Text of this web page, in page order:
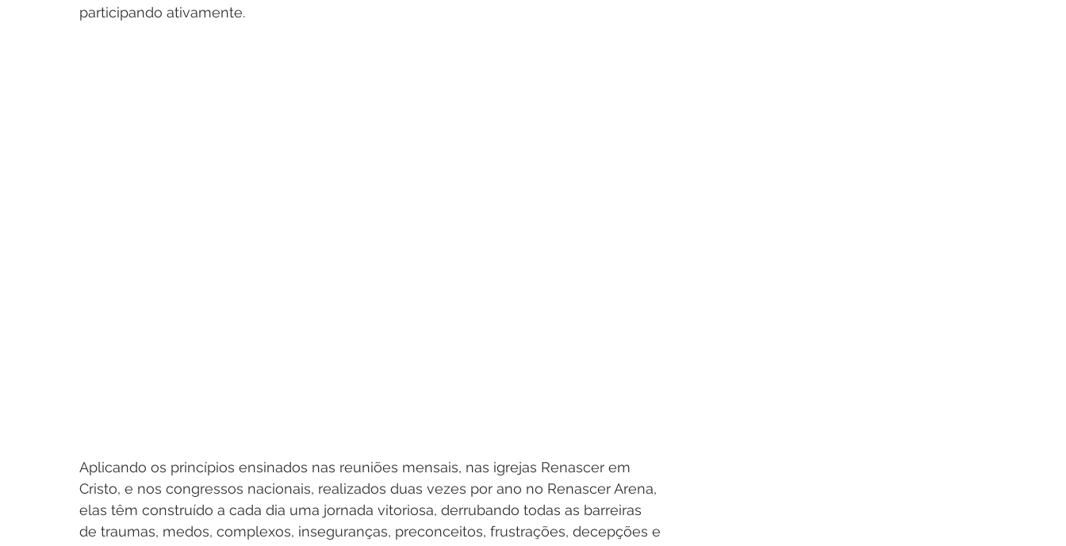
participando ativamente.
Aplicando os princípios ensinados nas reuniões mensais, nas igrejas Renascer em
Cristo, e nos congressos nacionais, realizados duas vezes por ano no Renascer Arena,
elas têm construído a cada dia uma jornada vitoriosa, derrubando todas as barreiras
de traumas, medos, complexos, inseguranças, preconceitos, frustrações, decepções e